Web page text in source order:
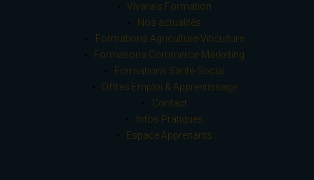
Vivarais Formation
Nos actualités
Formations Agriculture-Viticulture
Formations Commerce-Marketing
Formations Santé-Social
Offres Emploi & Apprentissage
Contact
Infos Pratiques
Espace Apprenants